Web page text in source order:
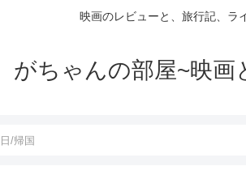
映画のレビューと、旅行記、ラ
がちゃんの部屋~映画
/帰国